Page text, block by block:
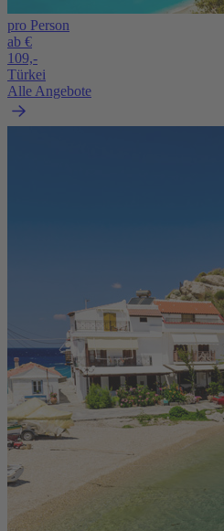
pro Person
ab €
109,-
Türkei
Alle Angebote